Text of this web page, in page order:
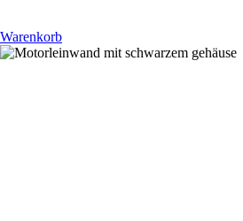
Warenkorb